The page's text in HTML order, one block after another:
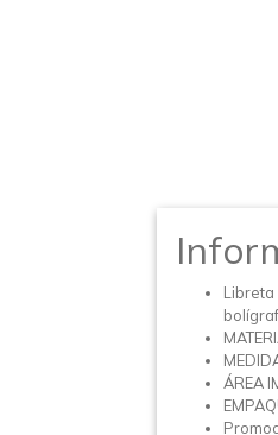
Libreta
ÁREA